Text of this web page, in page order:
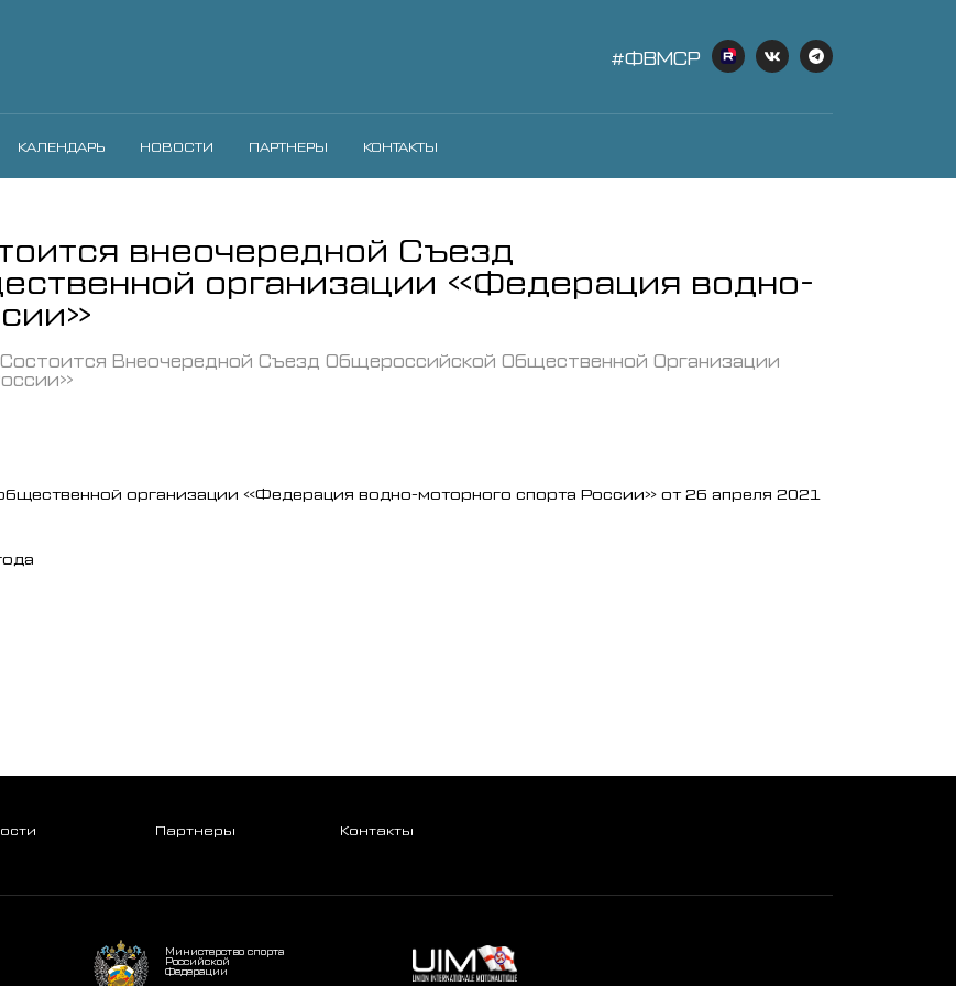
#ФВМСР
КАЛЕНДАРЬ НОВОСТИ ПАРТНЕРЫ КОНТАКТЫ
внеочередной Съезд
организации «Федерация водно-
Внеочередной Съезд Общероссийской Общественной Организации
организации «Федерация водно-моторного спорта России» от 26 апреля 2021
Партнеры Контакты
Министерство спорта
Российской
Федерации